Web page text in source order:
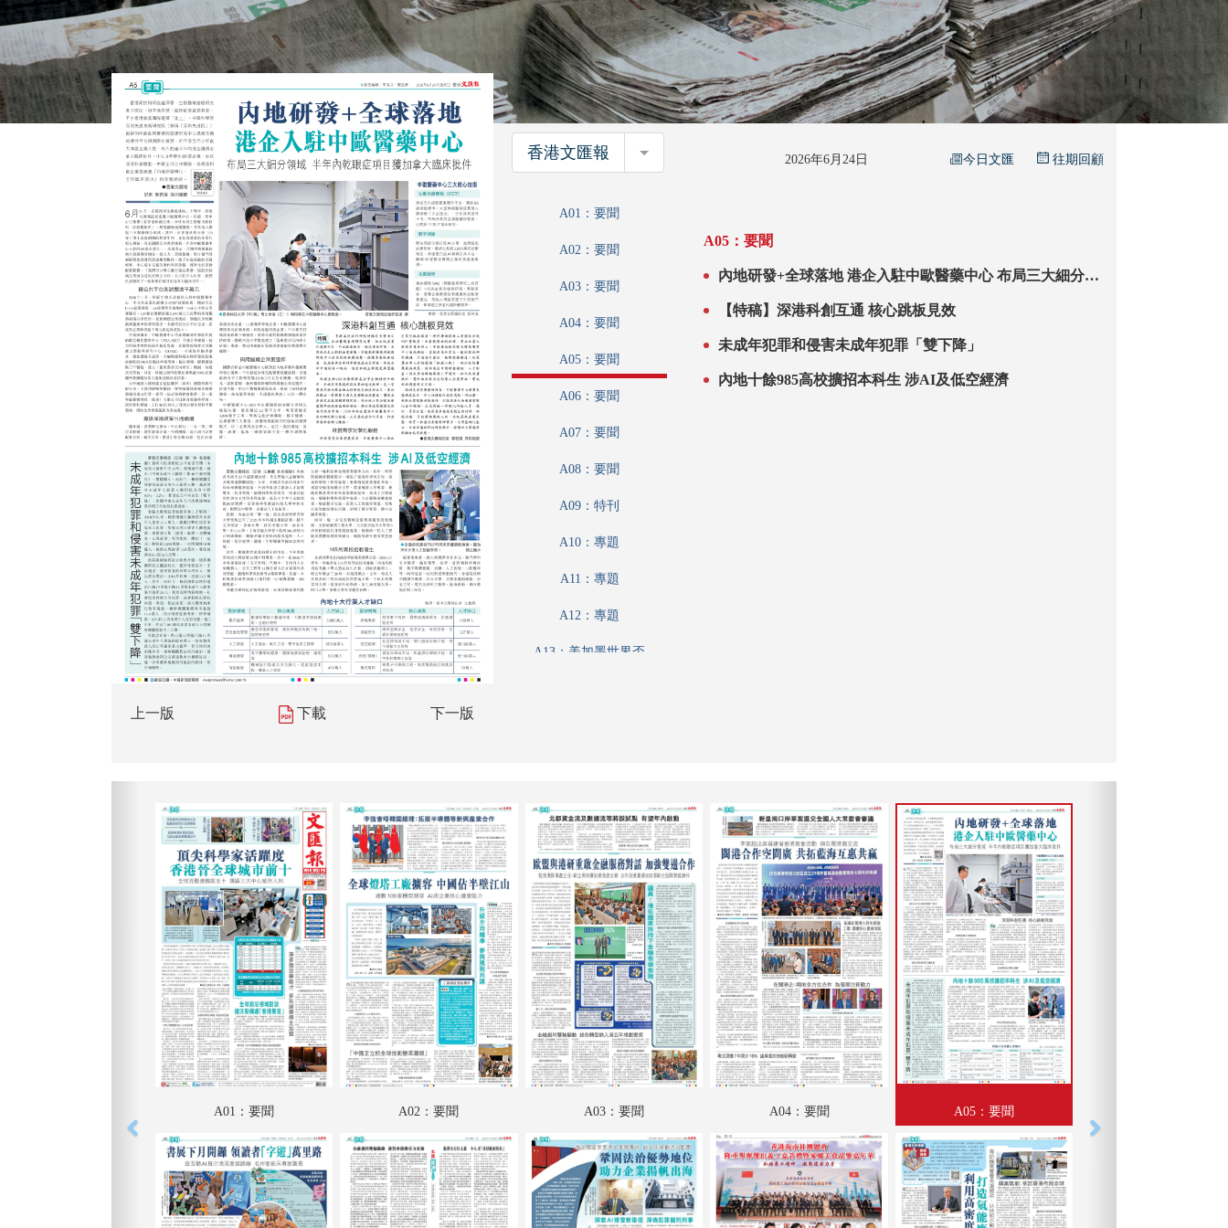
上一版 下載 下一版
香港文匯報 香港文匯報 2026年6月24日 今日文匯 往期回顧
A01：要聞
A02：要聞
A03：要聞
A04：要聞
A05：要聞
A06：要聞
A07：要聞
A08：要聞
A09：特刊
A10：專題
A11：專題
A12：專題
A13：美加墨世界盃
A18：港聞
A19：香江載道
A20：集思匯
A21：科教啟智
A22：國際專題
A23：國際
A24：國際
B01：財經
B03：躍動都市
B04：采風
A05：要聞
內地研發+全球落地 港企入駐中歐醫藥中心 布局三大細分領
【特稿】深港科創互通 核心跳板見效
未成年犯罪和侵害未成年犯罪「雙下降」
內地十餘985高校擴招本科生 涉AI及低空經濟
A01：要聞 A02：要聞 A03：要聞 A04：要聞 A05：要聞